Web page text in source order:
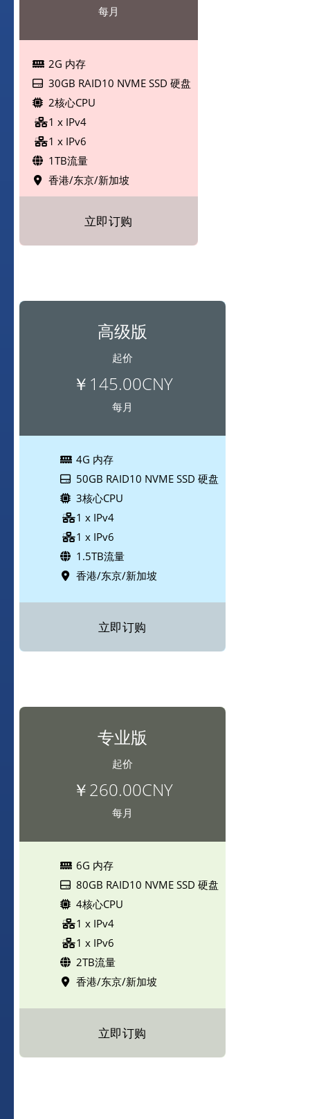
每月
2G 内存
30GB RAID10 NVME SSD 硬盘
2核心CPU
1 x IPv4
1 x IPv6
1TB流量
香港/东京/新加坡
立即订购
高级版
起价
￥145.00CNY
每月
4G 内存
50GB RAID10 NVME SSD 硬盘
3核心CPU
1 x IPv4
1 x IPv6
1.5TB流量
香港/东京/新加坡
立即订购
专业版
起价
￥260.00CNY
每月
6G 内存
80GB RAID10 NVME SSD 硬盘
4核心CPU
1 x IPv4
1 x IPv6
2TB流量
香港/东京/新加坡
立即订购